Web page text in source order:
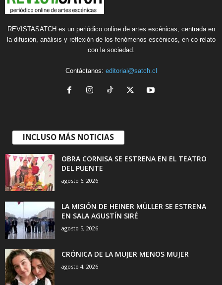
REVISTASATCH es un periódico online de artes escénicas, centrada en
la difusión, análisis y reflexión de los fenómenos escénicos, en co-relato
con la sociedad.
Contáctanos: editorial@satch.cl
INCLUSO MÁS NOTICIAS
OBRA CORNISA SE ESTRENA EN EL TEATRO
DEL PUENTE
agosto 6, 2026
LA MISIÓN DE HEINER MÜLLER SE ESTRENA
EN SALA AGUSTÍN SIRÉ
agosto 5, 2026
CRÓNICA DE LA MUJER MENOS MUJER
agosto 4, 2026